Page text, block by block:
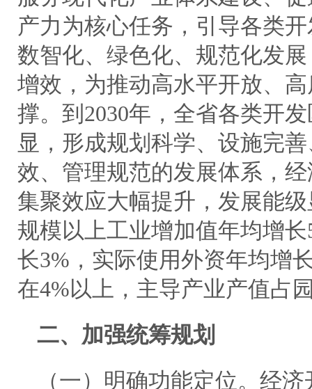
产力为核心任务，引导各类
数智化、绿色化、规范化发
增效，为推动高水平开放、
撑。到2030年，全省各类开
显，形成规划科学、设施完
效、管理规范的发展体系，
集聚效应大幅提升，发展能
规模以上工业增加值年均增
长3%，实际使用外资年均增
在4%以上，主导产业产值占
二、加强统筹规划
（一）明确功能定位。经